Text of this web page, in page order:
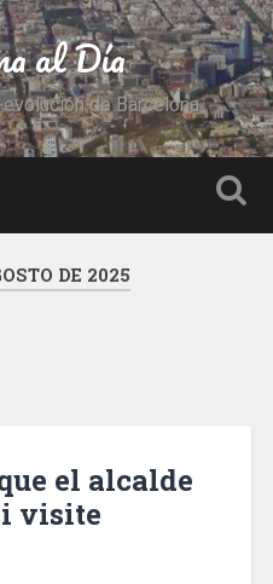
al Día
de Barcelona
DE 2025
el alcalde
visite